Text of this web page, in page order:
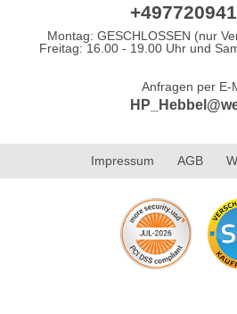
Montag: GESCHLOSSEN (nur
Freitag: 16.00 - 19.00 Uhr und
Anfragen per E-
Impressum AGB